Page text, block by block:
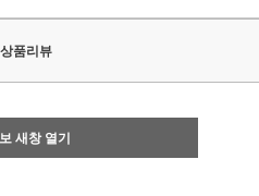
품리뷰
새창 열기